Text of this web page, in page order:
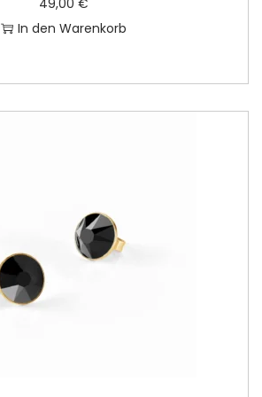
49,00 €
In den Warenkorb